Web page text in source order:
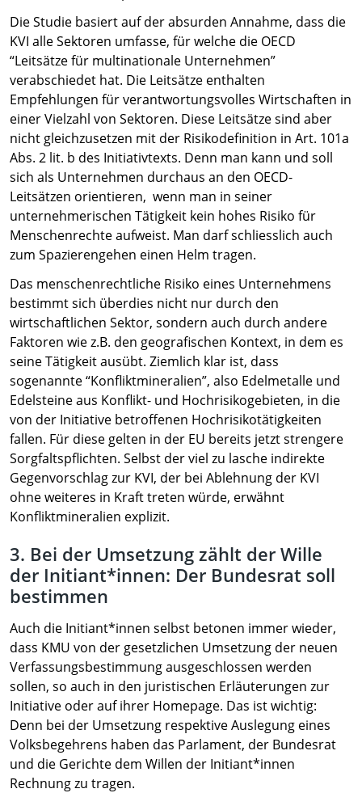
Die Studie basiert auf der absurden Annahme, dass die
KVI alle Sektoren umfasse, für welche die OECD
“Leitsätze für multinationale Unternehmen”
verabschiedet hat. Die Leitsätze enthalten
Empfehlungen für verantwortungsvolles Wirtschaften in
einer Vielzahl von Sektoren. Diese Leitsätze sind aber
nicht gleichzusetzen mit der Risikodefinition in Art. 101a
Abs. 2 lit. b des Initiativtexts. Denn man kann und soll
sich als Unternehmen durchaus an den OECD-
Leitsätzen orientieren, wenn man in seiner
unternehmerischen Tätigkeit kein hohes Risiko für
Menschenrechte aufweist. Man darf schliesslich auch
zum Spazierengehen einen Helm tragen.
Das menschenrechtliche Risiko eines Unternehmens
bestimmt sich überdies nicht nur durch den
wirtschaftlichen Sektor, sondern auch durch andere
Faktoren wie z.B. den geografischen Kontext, in dem es
seine Tätigkeit ausübt. Ziemlich klar ist, dass
sogenannte “Konfliktmineralien”, also Edelmetalle und
Edelsteine aus Konflikt- und Hochrisikogebieten, in die
von der Initiative betroffenen Hochrisikotätigkeiten
fallen. Für diese gelten in der EU bereits jetzt strengere
Sorgfaltspflichten. Selbst der viel zu lasche indirekte
Gegenvorschlag zur KVI, der bei Ablehnung der KVI
ohne weiteres in Kraft treten würde, erwähnt
Konfliktmineralien explizit.
3. Bei der Umsetzung zählt der Wille
der Initiant*innen: Der Bundesrat soll
bestimmen
Auch die Initiant*innen selbst betonen immer wieder,
dass KMU von der gesetzlichen Umsetzung der neuen
Verfassungsbestimmung ausgeschlossen werden
sollen, so auch in den juristischen Erläuterungen zur
Initiative oder auf ihrer Homepage. Das ist wichtig:
Denn bei der Umsetzung respektive Auslegung eines
Volksbegehrens haben das Parlament, der Bundesrat
und die Gerichte dem Willen der Initiant*innen
Rechnung zu tragen.